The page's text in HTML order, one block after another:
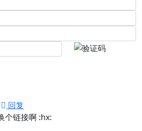
回复
个链接啊 :hx: